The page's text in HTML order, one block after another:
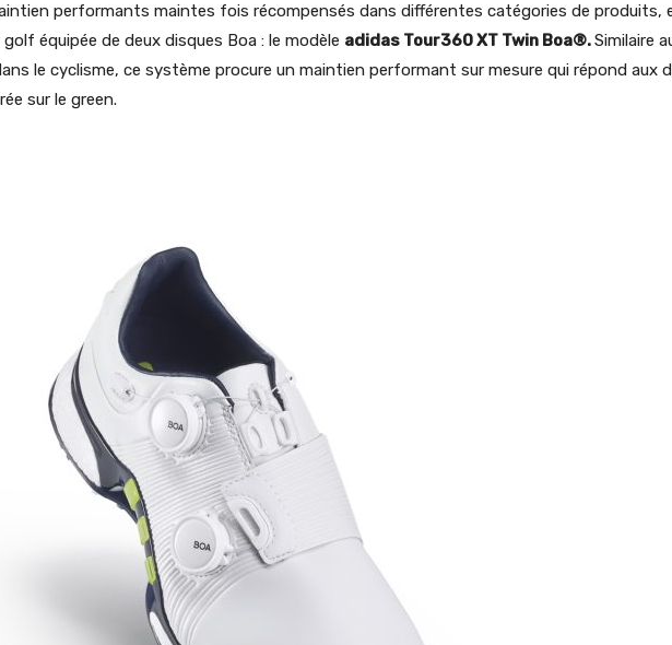
performants maintes fois récompensés dans différentes catégories de produits,
équipée de deux disques Boa : le modèle adidas Tour360 XT Twin Boa®.Similaire
le cyclisme, ce système procure un maintien performant sur mesure qui répond aux
sur le green.